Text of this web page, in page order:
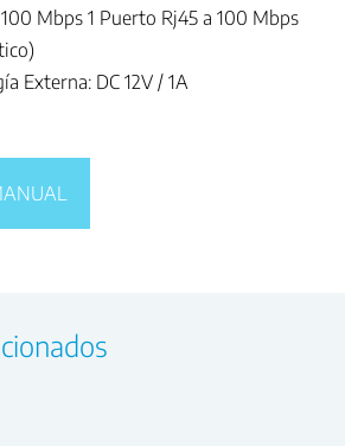
Mbps 1 Puerto Rj45 a 100 Mbps
Externa: DC 12V / 1A